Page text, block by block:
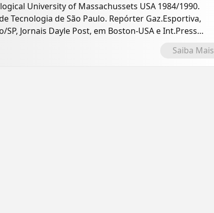
of Massachussets USA 1984/1990.
Tecnologia de São Paulo. Repórter Gaz.Esportiva,
SP, Jornais Dayle Post, em Boston-USA e Int.Press
Saiba Mais